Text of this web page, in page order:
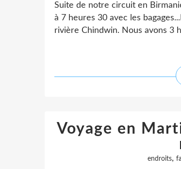
Suite de notre circuit en
à 7 heures 30 avec les
rivière Chindwin. Nous avons 3
Voyage en
endroits,